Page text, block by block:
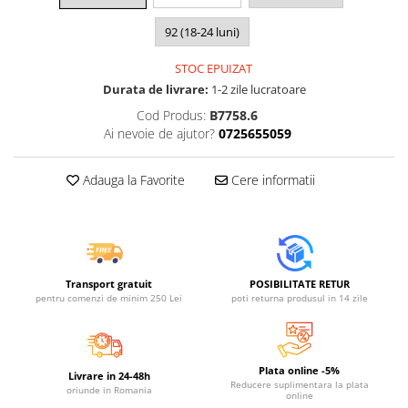
Jucarii educative din lemn
Saltelute si centre de activitati
Seturi de rufe
Trenulete
Vehicule de constructii
92 (18-24 luni)
STOC EPUIZAT
Durata de livrare: 1-2 zile lucratoare
Cod Produs: B7758.6
Ai nevoie de ajutor? 0725655059
Adauga la Favorite Cere informatii
Transport gratuit
pentru comenzi de minim 250 Lei
POSIBILITATE RETUR
poti returna produsul in 14 zile
Livrare in 24-48h
oriunde in Romania
Plata online -5%
Reducere suplimentara la plata
online